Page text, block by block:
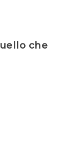
che